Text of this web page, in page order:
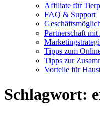
Affiliate für
FAQ & Support
Partnerschaft
Tipps zum
Tipps zur
Vorteile für
Schlagwort: